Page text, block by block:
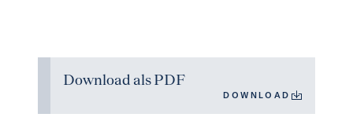
Download als PDF
DOWNLOAD